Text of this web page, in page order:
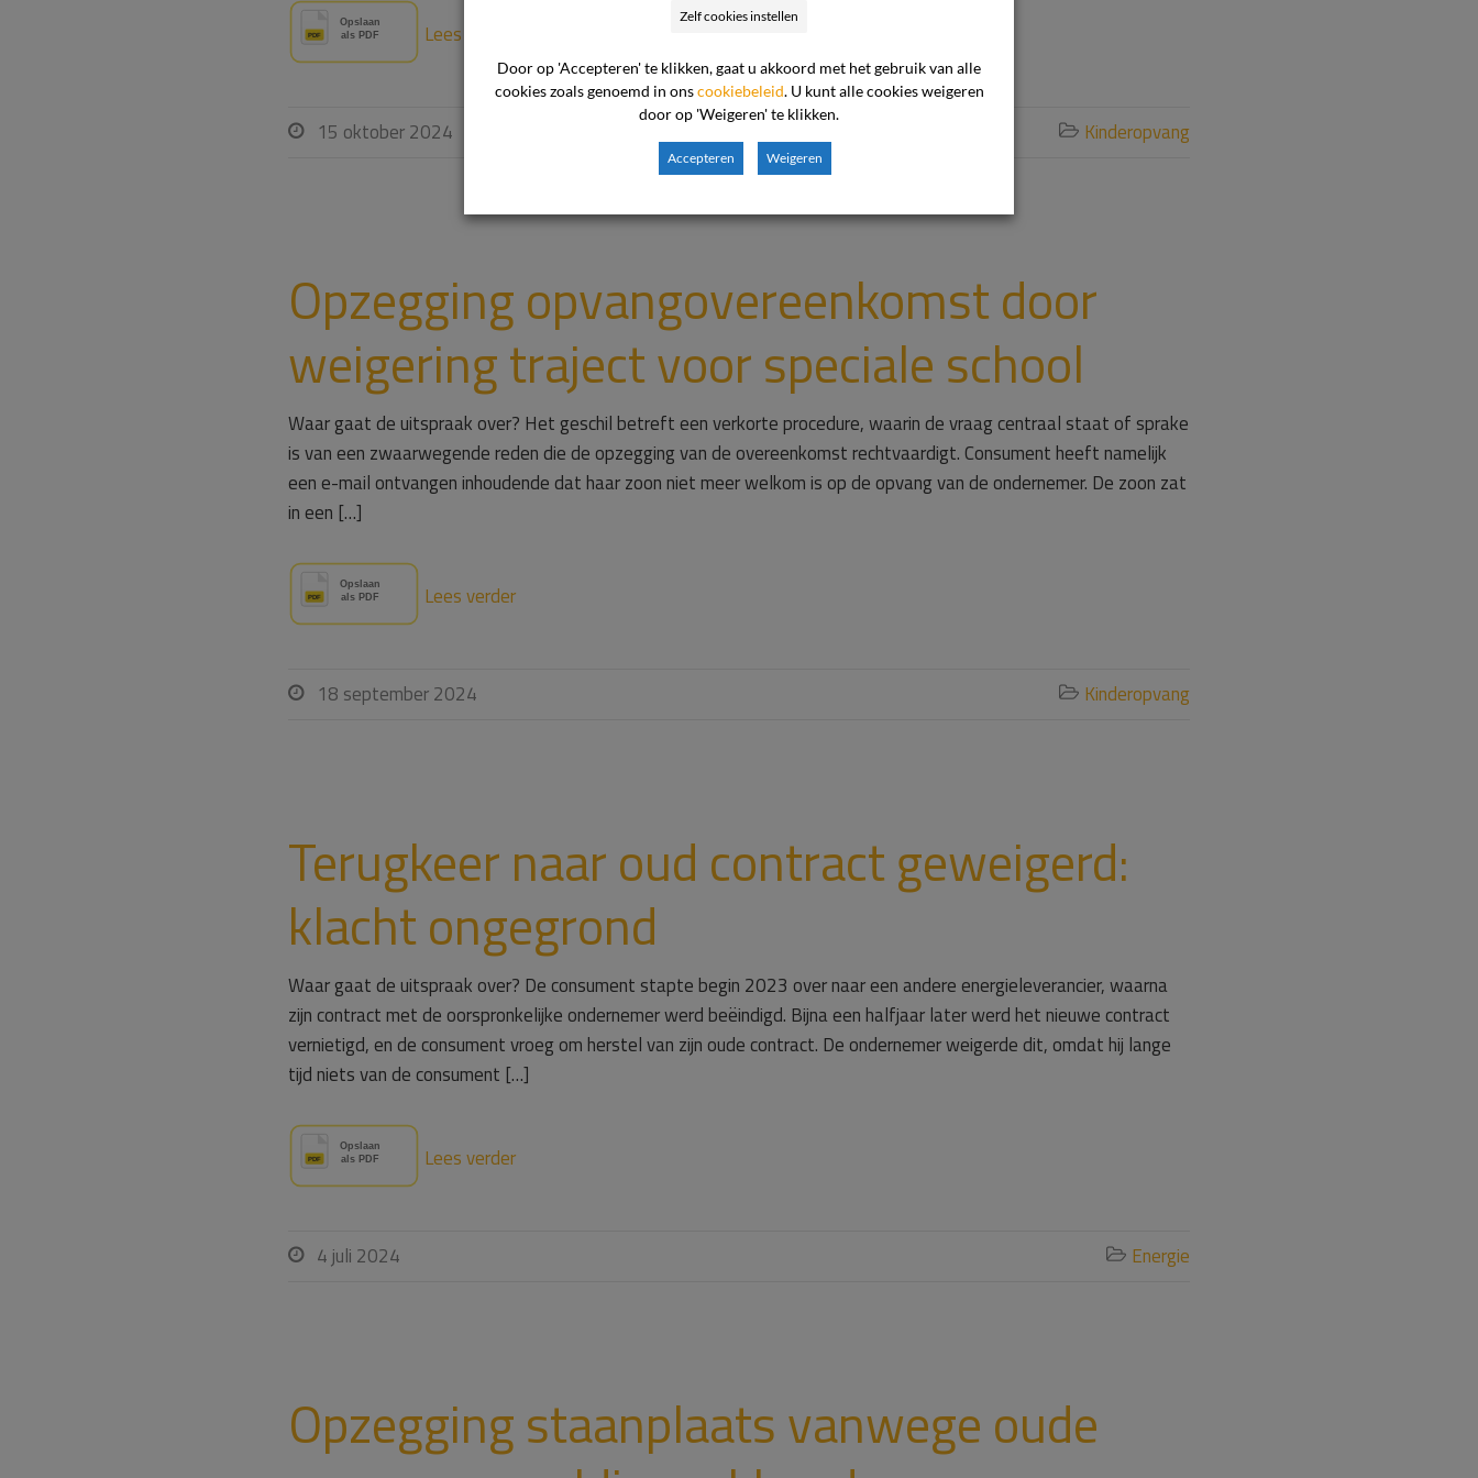
Lees verder
 15 oktober 2024  Kinderopvang
Opzegging opvangovereenkomst door
weigering traject voor speciale school
Waar gaat de uitspraak over? Het geschil betreft een verkorte procedure, waarin de vraag centraal staat of sprake
is van een zwaarwegende reden die de opzegging van de overeenkomst rechtvaardigt. Consument heeft namelijk
een e-mail ontvangen inhoudende dat haar zoon niet meer welkom is op de opvang van de ondernemer. De zoon zat
in een […]
Lees verder
 18 september 2024  Kinderopvang
Terugkeer naar oud contract geweigerd:
klacht ongegrond
Waar gaat de uitspraak over? De consument stapte begin 2023 over naar een andere energieleverancier, waarna
zijn contract met de oorspronkelijke ondernemer werd beëindigd. Bijna een halfjaar later werd het nieuwe contract
vernietigd, en de consument vroeg om herstel van zijn oude contract. De ondernemer weigerde dit, omdat hij lange
tijd niets van de consument […]
Lees verder
 4 juli 2024  Energie
Opzegging staanplaats vanwege oude
Zelf cookies instellen
Door op 'Accepteren' te klikken, gaat u akkoord met het gebruik van alle
cookies zoals genoemd in onscookiebeleid. U kunt alle cookies weigeren
door op 'Weigeren' te klikken.
Accepteren Weigeren